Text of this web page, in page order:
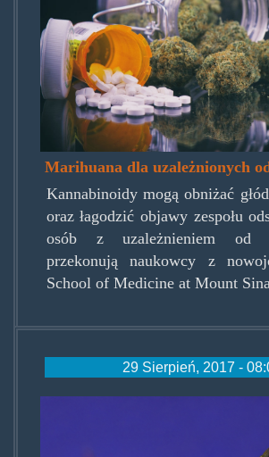
Marihuana dla uzależnionych
Kannabinoidy mogą obniżać
oraz łagodzić objawy zespołu
osób z uzależnieniem od
przekonują naukowcy z
School of Medicine at Mount
29 Sierpień, 2017 -